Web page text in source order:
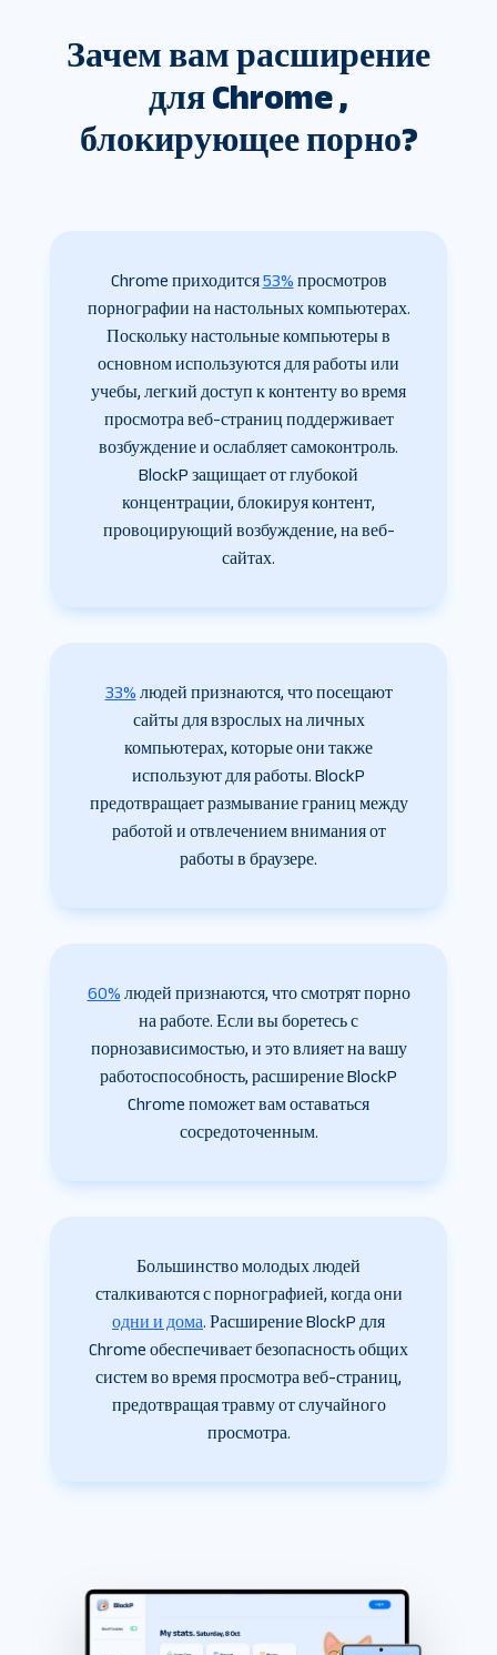
Зачем вам расширение
для Chrome ,
блокирующее порно?
Chrome приходится53% просмотров
порнографии на настольных компьютерах.
Поскольку настольные компьютеры в
основном используются для работы или
учебы, легкий доступ к контенту во время
просмотра веб-страниц поддерживает
возбуждение и ослабляет самоконтроль.
BlockP защищает от глубокой
концентрации, блокируя контент,
провоцирующий возбуждение, на веб-
сайтах.
33% людей признаются, что посещают
сайты для взрослых на личных
компьютерах, которые они также
используют для работы. BlockP
предотвращает размывание границ между
работой и отвлечением внимания от
работы в браузере.
60% людей признаются, что смотрят порно
на работе. Если вы боретесь с
порнозависимостью, и это влияет на вашу
работоспособность, расширение BlockP
Chrome поможет вам оставаться
сосредоточенным.
Большинство молодых людей
сталкиваются с порнографией, когда они
одни и дома. Расширение BlockP для
Chrome обеспечивает безопасность общих
систем во время просмотра веб-страниц,
предотвращая травму от случайного
просмотра.